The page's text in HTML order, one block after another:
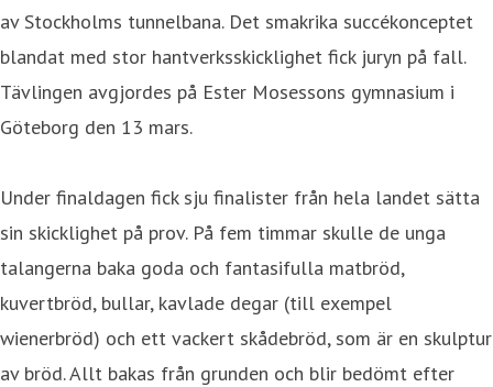
av Stockholms tunnelbana. Det smakrika succékonceptet
blandat med stor hantverksskicklighet fick juryn på fall.
Tävlingen avgjordes på Ester Mosessons gymnasium i
Göteborg den 13 mars.
Under finaldagen fick sju finalister från hela landet sätta
sin skicklighet på prov. På fem timmar skulle de unga
talangerna baka goda och fantasifulla matbröd,
kuvertbröd, bullar, kavlade degar (till exempel
wienerbröd) och ett vackert skådebröd, som är en skulptur
av bröd. Allt bakas från grunden och blir bedömt efter